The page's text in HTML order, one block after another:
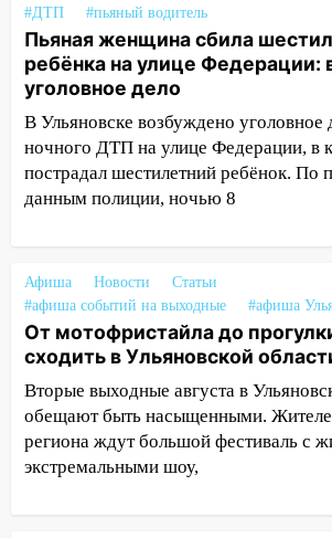
13:10
В Заволжском районе
упало во дворе
13:08 Ураган ударил по
сорванные крыши,
затопленные улицы и
трамваи
12:17 Ульяновск накрыл
после ливня город снова
12:12
Прокуратура взяла на
ДТП с шестилетним
Федерации
12:01
Пьяная женщина сбила
шестилетнего ребёнка на
Федерации: возбуждено
11:16 В Ульяновске ищут 37-
#ДТП
#пьяный водитель
Пьяная женщина сбила
ребёнка на улице Федерации:
уголовное дело
В Ульяновске возбуждено уголовное
ночного ДТП на улице Федерации, в
пострадал шестилетний ребёнок. По
данным полиции, ночью 8
Афиша Новости
Статьи
#афиша событий на выходные
#афиша
От мотофристайла до
сходить в Ульяновской
Вторые выходные августа в
обещают быть насыщенными.
региона ждут большой фестиваль с
экстремальными шоу,